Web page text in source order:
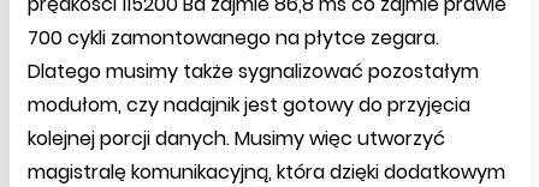
700 cykli zamontowanego na płytce zegara.
Dlatego musimy także sygnalizować pozostałym
modułom, czy nadajnik jest gotowy do przyjęcia
kolejnej porcji danych. Musimy więc utworzyć
magistralę komunikacyjną, która dzięki dodatkowym